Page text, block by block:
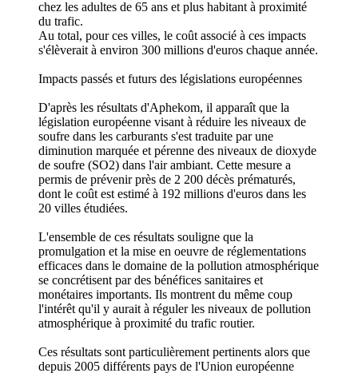
chez les adultes de 65 ans et plus habitant à proximité
du trafic.
Au total, pour ces villes, le coût associé à ces impacts
s'élèverait à environ 300 millions d'euros chaque année.
Impacts passés et futurs des législations européennes
D'après les résultats d'Aphekom, il apparaît que la
législation européenne visant à réduire les niveaux de
soufre dans les carburants s'est traduite par une
diminution marquée et pérenne des niveaux de dioxyde
de soufre (SO2) dans l'air ambiant. Cette mesure a
permis de prévenir près de 2 200 décès prématurés,
dont le coût est estimé à 192 millions d'euros dans les
20 villes étudiées.
L'ensemble de ces résultats souligne que la
promulgation et la mise en oeuvre de réglementations
efficaces dans le domaine de la pollution atmosphérique
se concrétisent par des bénéfices sanitaires et
monétaires importants. Ils montrent du même coup
l'intérêt qu'il y aurait à réguler les niveaux de pollution
atmosphérique à proximité du trafic routier.
Ces résultats sont particulièrement pertinents alors que
depuis 2005 différents pays de l'Union européenne